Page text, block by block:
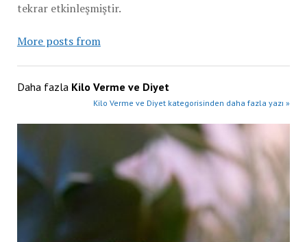
tekrar etkinleşmiştir.
More posts from
Daha fazla Kilo Verme ve Diyet
Kilo Verme ve Diyet kategorisinden daha fazla yazı »